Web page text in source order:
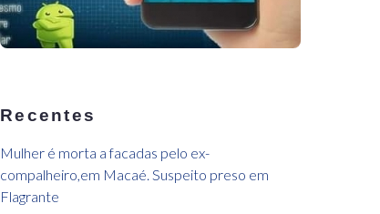
Recentes
Mulher é morta a facadas pelo ex-
compalheiro,em Macaé. Suspeito preso em
Flagrante